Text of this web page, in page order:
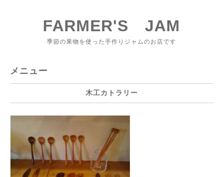
FARMER'S JAM
季節の果物を使った手作りジャムのお店です
メニュー
木工カトラリー